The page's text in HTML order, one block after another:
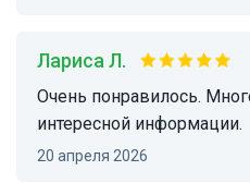
Лариса Л.
Очень понравилось. Много полезной и
интересной информации.
20 апреля 2026